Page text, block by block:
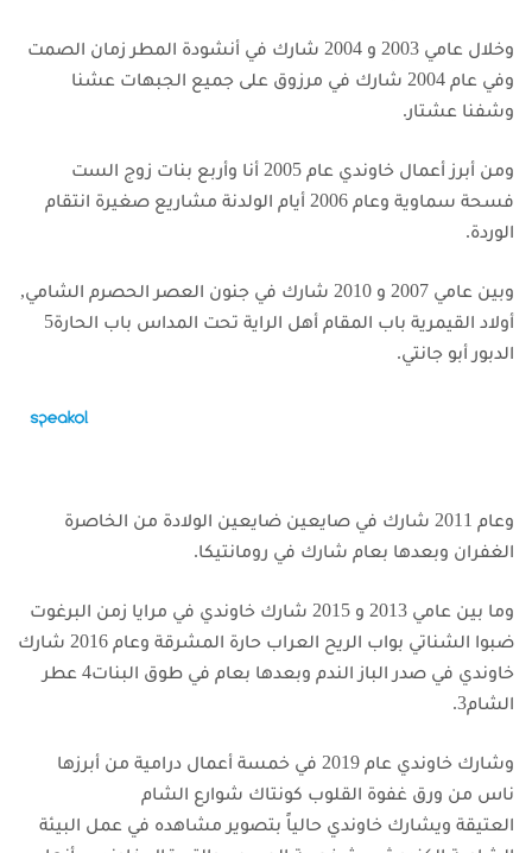
وخلال عامي 2003 و 2004 شارك في أنشودة المطر زمان الصمت
وفي عام 2004 شارك في مرزوق على جميع الجبهات عشنا
وشفنا عشتار.
ومن أبرز أعمال خاوندي عام 2005 أنا وأربع بنات زوج الست
فسحة سماوية وعام 2006 أيام الولدنة مشاريع صغيرة انتقام
الوردة.
وبين عامي 2007 و 2010 شارك في جنون العصر الحصرم الشامي,
أولاد القيمرية باب المقام أهل الراية تحت المداس باب الحارة5
الدبور أبو جانتي.
وعام 2011 شارك في صايعين ضايعين الولادة من الخاصرة
الغفران وبعدها بعام شارك في رومانتيكا.
وما بين عامي 2013 و 2015 شارك خاوندي في مرايا زمن البرغوت
ضبوا الشناتي بواب الريح العراب حارة المشرقة
وعام 2016 شارك
خاوندي في صدر الباز الندم وبعدها بعام في طوق البنات4 عطر
الشام3.
وشارك خاوندي عام 2019 في خمسة أعمال درامية من أبرزها
ناس من ورق غفوة القلوب كونتاك شوارع الشام
العتيقة ويشارك خاوندي حالياً بتصوير مشاهده في عمل البيئة